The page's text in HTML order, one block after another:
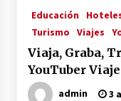
Educación
Turismo
Viajes
Viaja, Graba,
YouTuber
admin 3